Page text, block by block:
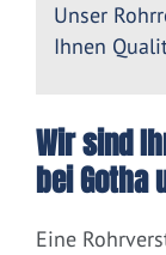
Unser
Ihnen
Wir sind
bei Gotha
Eine